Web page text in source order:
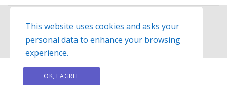
© 2026Exelisso website created byhit-media.gr
This website uses cookies and asks your
personal data to enhance your browsing
experience.
OK, I AGREE